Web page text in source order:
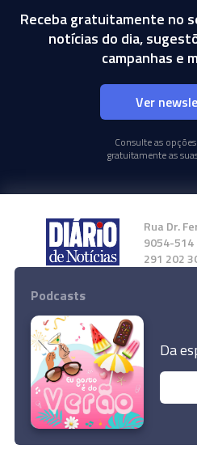
Receba gratuitamente no
notícias do dia,
campanhas e
Ver
Consulte as
gratuitamente as
Rua Dr.
9054-514
291 202
Instale a
© 2024 Empresa
Todos os direitos
Podcasts
Da